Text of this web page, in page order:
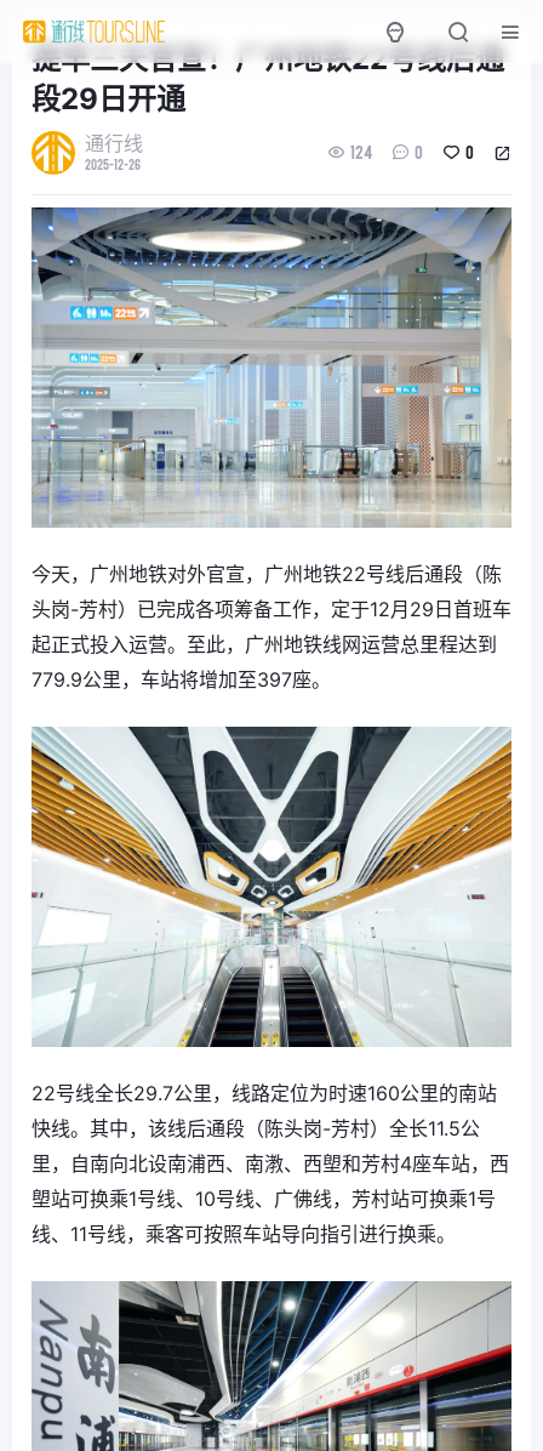
提早三天官宣！广州地铁22号线后通
段29日开通
通行线
2025-12-26
124 0 0
今天，广州地铁对外官宣，广州地铁22号线后通段（陈
头岗-芳村）已完成各项筹备工作，定于12月29日首班车
起正式投入运营。至此，广州地铁线网运营总里程达到
779.9公里，车站将增加至397座。
22号线全长29.7公里，线路定位为时速160公里的南站
快线。其中，该线后通段（陈头岗-芳村）全长11.5公
里，自南向北设南浦西、南漖、西塱和芳村4座车站，西
塱站可换乘1号线、10号线、广佛线，芳村站可换乘1号
线、11号线，乘客可按照车站导向指引进行换乘。